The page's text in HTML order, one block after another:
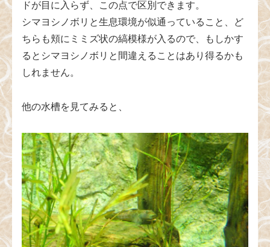
ドが目に入らず、この点で区別できます。
シマヨシノボリと生息環境が似通っていること、ど
ちらも頬にミミズ状の縞模様が入るので、もしかす
るとシマヨシノボリと間違えることはあり得るかも
しれません。
他の水槽を見てみると、